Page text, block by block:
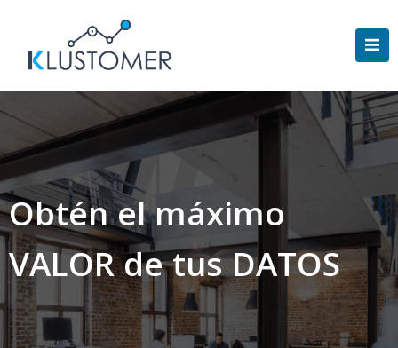
Obtén el máximo
VALOR de tus DATOS